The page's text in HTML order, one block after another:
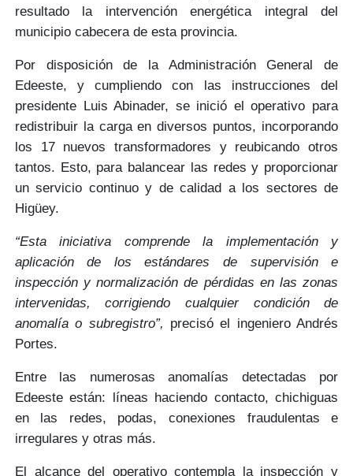
resultado la intervención energética integral del
municipio cabecera de esta provincia.
Por disposición de la Administración General de
Edeeste, y cumpliendo con las instrucciones del
presidente Luis Abinader, se inició el operativo para
redistribuir la carga en diversos puntos, incorporando
los 17 nuevos transformadores y reubicando otros
tantos. Esto, para balancear las redes y proporcionar
un servicio continuo y de calidad a los sectores de
Higüey.
“Esta iniciativa comprende la implementación y
aplicación de los estándares de supervisión e
inspección y normalización de pérdidas en las zonas
intervenidas, corrigiendo cualquier condición de
anomalía o subregistro”, precisó el ingeniero Andrés
Portes.
Entre las numerosas anomalías detectadas por
Edeeste están: líneas haciendo contacto, chichiguas
en las redes, podas, conexiones fraudulentas e
irregulares y otras más.
El alcance del operativo contempla la inspección y